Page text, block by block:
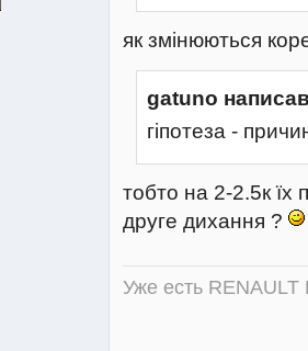
як змінюються
gatuno
гіпотеза -
тобто на 2-2.5к їх
друге дихання ?
Уже есть